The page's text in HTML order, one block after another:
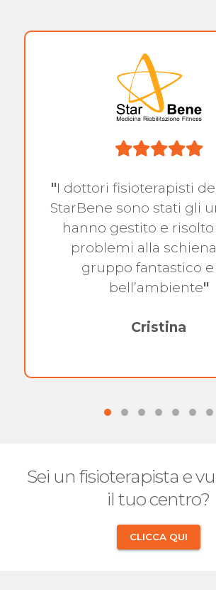
"I dottori fisioterapisti
StarBene sono stati gli
hanno gestito e
problemi alla
gruppo fantastico
bell’ambiente"
Cristina
Sei un fisioterapista e
il tuo centro?
CLICCA QUI